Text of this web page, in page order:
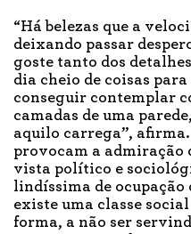
“Há belezas que a
deixando passar
goste tanto dos
dia cheio de coisas
conseguir contemplar
camadas de uma
aquilo carrega”,
provocam a admiração
vista político e
lindíssima de ocupação
existe uma classe
forma, a não ser